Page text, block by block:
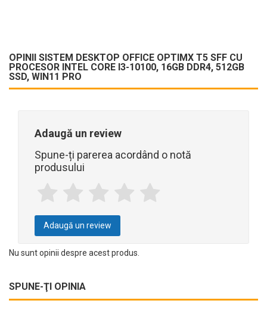
OPINII SISTEM DESKTOP OFFICE OPTIMX T5 SFF CU
PROCESOR INTEL CORE I3-10100, 16GB DDR4, 512GB
SSD, WIN11 PRO
Adaugă un review
Spune-ți parerea acordând o notă
produsului
Adaugă un review
Nu sunt opinii despre acest produs.
SPUNE-ŢI OPINIA